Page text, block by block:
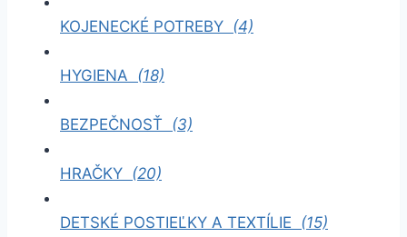
KOJENECKÉ POTREBY (4)
HYGIENA (18)
BEZPEČNOSŤ (3)
HRAČKY (20)
DETSKÉ POSTIEĽKY A TEXTÍLIE (15)